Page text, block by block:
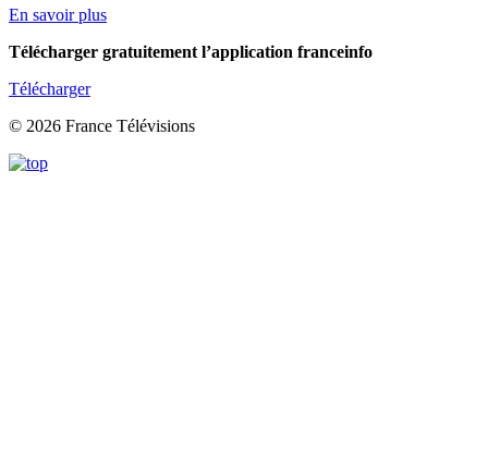
En savoir plus
Télécharger gratuitement l’application franceinfo
Télécharger
© 2026 France Télévisions